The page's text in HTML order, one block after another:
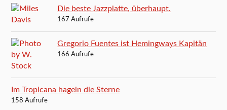
Die beste Jazzplatte, überhaupt.
167 Aufrufe
Gregorio Fuentes ist Hemingways Kapitän
166 Aufrufe
Im Tropicana hageln die Sterne
158 Aufrufe